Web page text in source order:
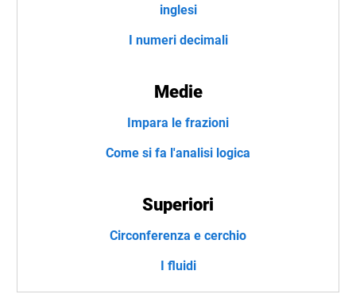
inglesi
I numeri decimali
Medie
Impara le frazioni
Come si fa l'analisi logica
Superiori
Circonferenza e cerchio
I fluidi